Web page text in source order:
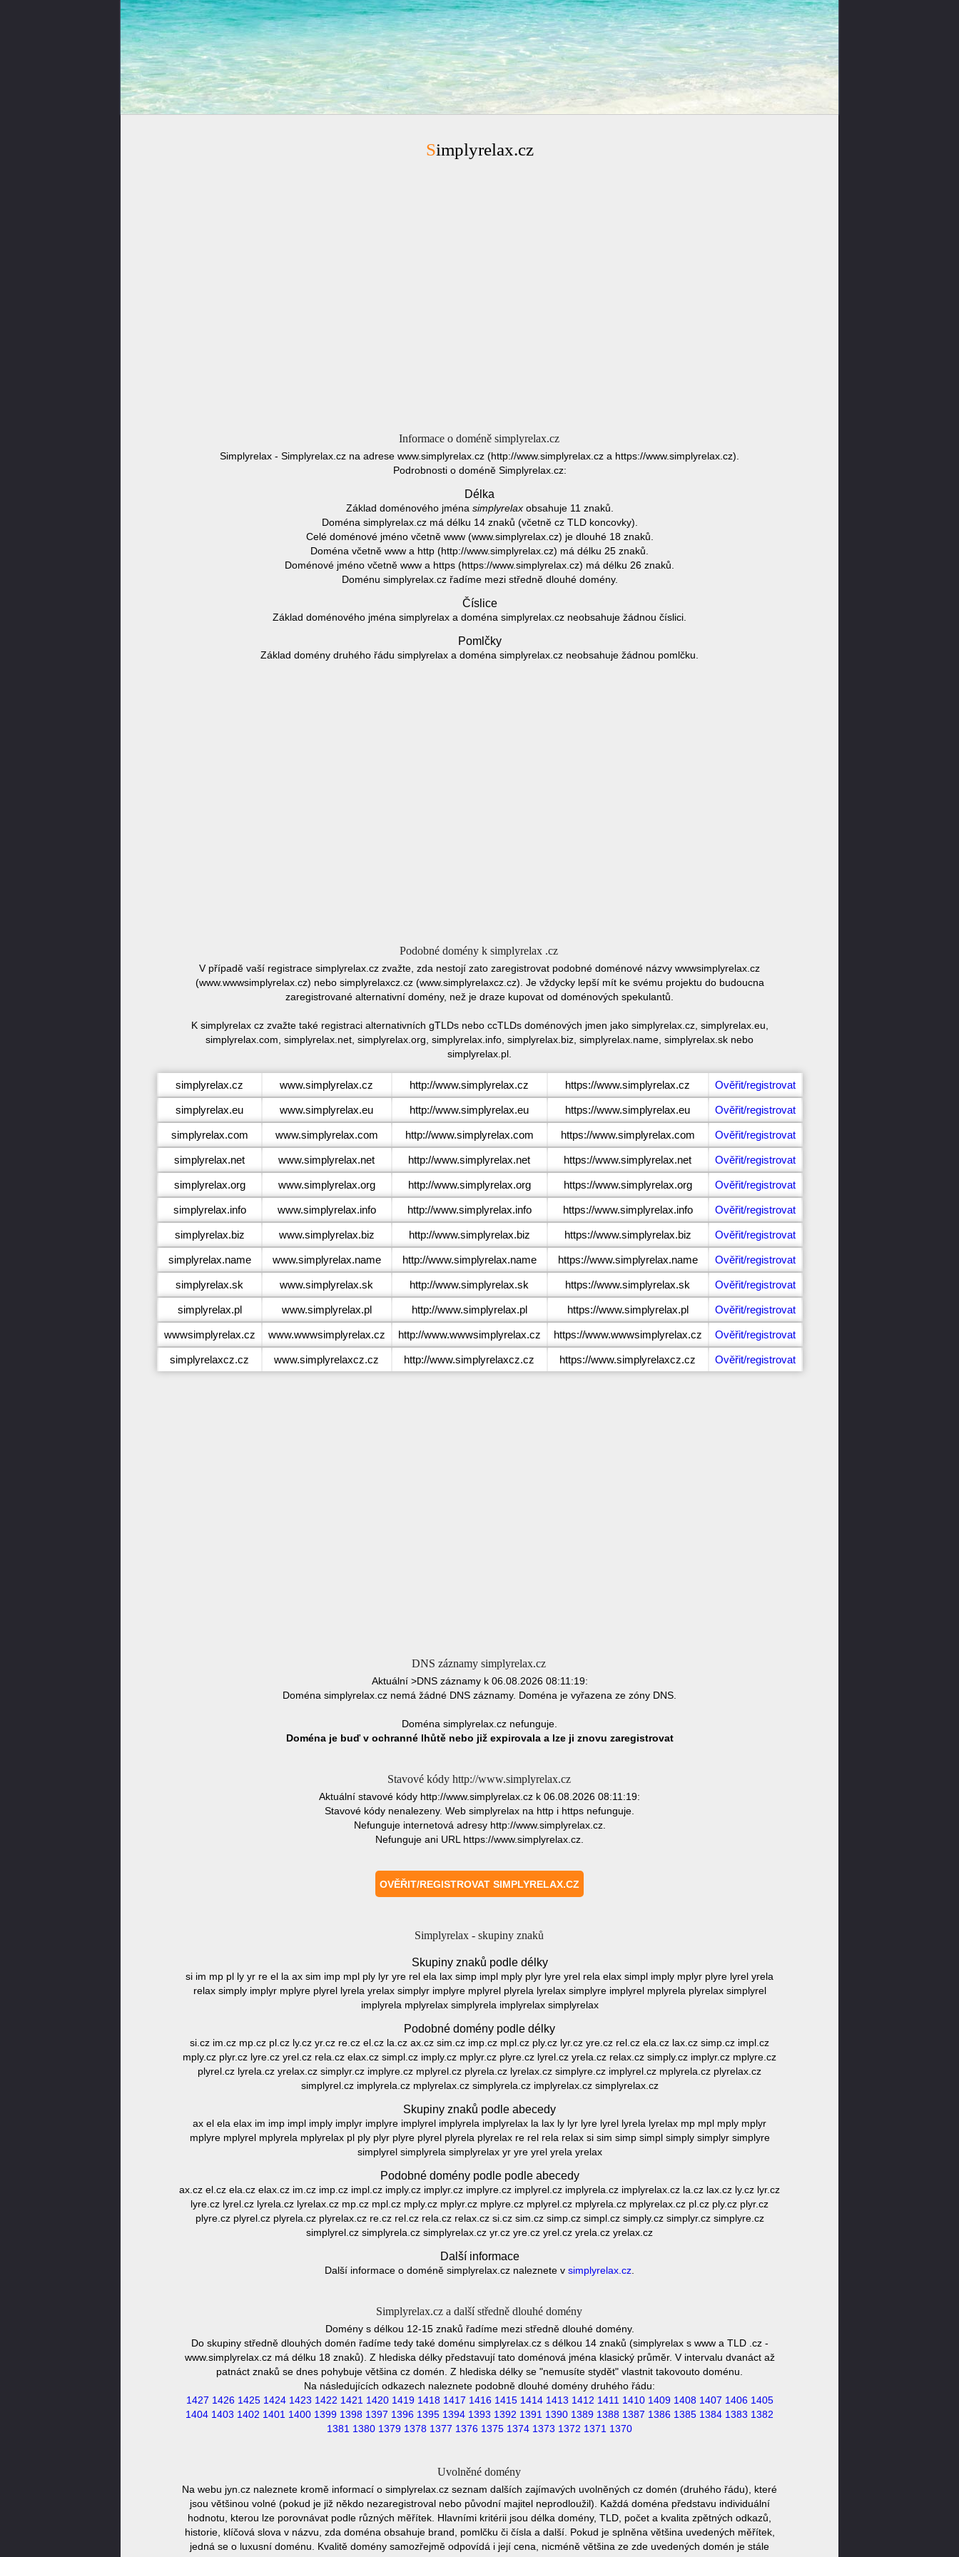
Simplyrelax.cz
Informace o doméně simplyrelax.cz
Simplyrelax - Simplyrelax.cz na adrese www.simplyrelax.cz (http://www.simplyrelax.cz a https://www.simplyrelax.cz).
Podrobnosti o doméně Simplyrelax.cz:
Délka
Základ doménového jména simplyrelaxobsahuje 11 znaků.
Doména simplyrelax.cz má délku 14 znaků (včetně cz TLD koncovky).
Celé doménové jméno včetně www (www.simplyrelax.cz) je dlouhé 18 znaků.
Doména včetně www a http (http://www.simplyrelax.cz) má délku 25 znaků.
Doménové jméno včetně www a https (https://www.simplyrelax.cz) má délku 26 znaků.
Doménu simplyrelax.cz řadíme mezi středně dlouhé domény.
Číslice
Základ doménového jména simplyrelax a doména simplyrelax.cz neobsahuje žádnou číslici.
Pomlčky
Základ domény druhého řádu simplyrelax a doména simplyrelax.cz neobsahuje žádnou pomlčku.
Podobné domény k simplyrelax .cz
V případě vaší registrace simplyrelax.cz zvažte, zda nestojí zato zaregistrovat podobné doménové názvy wwwsimplyrelax.cz
(www.wwwsimplyrelax.cz) nebo simplyrelaxcz.cz (www.simplyrelaxcz.cz). Je vždycky lepší mít ke svému projektu do budoucna
zaregistrované alternativní domény, než je draze kupovat od doménových spekulantů.
K simplyrelax cz zvažte také registraci alternativních gTLDs nebo ccTLDs doménových jmen jako simplyrelax.cz, simplyrelax.eu,
simplyrelax.com, simplyrelax.net, simplyrelax.org, simplyrelax.info, simplyrelax.biz, simplyrelax.name, simplyrelax.sk nebo
simplyrelax.pl.
simplyrelax.cz www.simplyrelax.cz http://www.simplyrelax.cz https://www.simplyrelax.cz Ověřit/registrovat
simplyrelax.eu www.simplyrelax.eu http://www.simplyrelax.eu https://www.simplyrelax.eu Ověřit/registrovat
simplyrelax.com www.simplyrelax.com http://www.simplyrelax.com https://www.simplyrelax.com Ověřit/registrovat
simplyrelax.net www.simplyrelax.net http://www.simplyrelax.net https://www.simplyrelax.net Ověřit/registrovat
simplyrelax.org www.simplyrelax.org http://www.simplyrelax.org https://www.simplyrelax.org Ověřit/registrovat
simplyrelax.info www.simplyrelax.info http://www.simplyrelax.info https://www.simplyrelax.info Ověřit/registrovat
simplyrelax.biz www.simplyrelax.biz http://www.simplyrelax.biz https://www.simplyrelax.biz Ověřit/registrovat
simplyrelax.name www.simplyrelax.name http://www.simplyrelax.name https://www.simplyrelax.name Ověřit/registrovat
simplyrelax.sk www.simplyrelax.sk http://www.simplyrelax.sk https://www.simplyrelax.sk Ověřit/registrovat
simplyrelax.pl www.simplyrelax.pl http://www.simplyrelax.pl https://www.simplyrelax.pl Ověřit/registrovat
wwwsimplyrelax.cz www.wwwsimplyrelax.cz http://www.wwwsimplyrelax.cz https://www.wwwsimplyrelax.cz Ověřit/registrovat
simplyrelaxcz.cz www.simplyrelaxcz.cz http://www.simplyrelaxcz.cz https://www.simplyrelaxcz.cz Ověřit/registrovat
DNS záznamy simplyrelax.cz
Aktuální >DNS záznamy k 06.08.2026 08:11:19:
Doména simplyrelax.cz nemá žádné DNS záznamy. Doména je vyřazena ze zóny DNS.
Doména simplyrelax.cz nefunguje.
Doména je buď v ochranné lhůtě nebo již expirovala a lze ji znovu zaregistrovat
Stavové kódy http://www.simplyrelax.cz
Aktuální stavové kódy http://www.simplyrelax.cz k 06.08.2026 08:11:19:
Stavové kódy nenalezeny. Web simplyrelax na http i https nefunguje.
Nefunguje internetová adresy http://www.simplyrelax.cz.
Nefunguje ani URL https://www.simplyrelax.cz.
Simplyrelax - skupiny znaků
Skupiny znaků podle délky
si im mp pl ly yr re el la ax sim imp mpl ply lyr yre rel ela lax simp impl mply plyr lyre yrel rela elax simpl imply mplyr plyre lyrel yrela
relax simply implyr mplyre plyrel lyrela yrelax simplyr implyre mplyrel plyrela lyrelax simplyre implyrel mplyrela plyrelax simplyrel
implyrela mplyrelax simplyrela implyrelax simplyrelax
Podobné domény podle délky
si.cz im.cz mp.cz pl.cz ly.cz yr.cz re.cz el.cz la.cz ax.cz sim.cz imp.cz mpl.cz ply.cz lyr.cz yre.cz rel.cz ela.cz lax.cz simp.cz impl.cz
mply.cz plyr.cz lyre.cz yrel.cz rela.cz elax.cz simpl.cz imply.cz mplyr.cz plyre.cz lyrel.cz yrela.cz relax.cz simply.cz implyr.cz mplyre.cz
plyrel.cz lyrela.cz yrelax.cz simplyr.cz implyre.cz mplyrel.cz plyrela.cz lyrelax.cz simplyre.cz implyrel.cz mplyrela.cz plyrelax.cz
simplyrel.cz implyrela.cz mplyrelax.cz simplyrela.cz implyrelax.cz simplyrelax.cz
Skupiny znaků podle abecedy
ax el ela elax im imp impl imply implyr implyre implyrel implyrela implyrelax la lax ly lyr lyre lyrel lyrela lyrelax mp mpl mply mplyr
mplyre mplyrel mplyrela mplyrelax pl ply plyr plyre plyrel plyrela plyrelax re rel rela relax si sim simp simpl simply simplyr simplyre
simplyrel simplyrela simplyrelax yr yre yrel yrela yrelax
Podobné domény podle podle abecedy
ax.cz el.cz ela.cz elax.cz im.cz imp.cz impl.cz imply.cz implyr.cz implyre.cz implyrel.cz implyrela.cz implyrelax.cz la.cz lax.cz ly.cz lyr.cz
lyre.cz lyrel.cz lyrela.cz lyrelax.cz mp.cz mpl.cz mply.cz mplyr.cz mplyre.cz mplyrel.cz mplyrela.cz mplyrelax.cz pl.cz ply.cz plyr.cz
plyre.cz plyrel.cz plyrela.cz plyrelax.cz re.cz rel.cz rela.cz relax.cz si.cz sim.cz simp.cz simpl.cz simply.cz simplyr.cz simplyre.cz
simplyrel.cz simplyrela.cz simplyrelax.cz yr.cz yre.cz yrel.cz yrela.cz yrelax.cz
Další informace
Další informace o doméně simplyrelax.cz naleznete v simplyrelax.cz
Simplyrelax.cz a další středně dlouhé domény
Domény s délkou 12-15 znaků řadíme mezi středně dlouhé domény.
Do skupiny středně dlouhých domén řadíme tedy také doménu simplyrelax.cz s délkou 14 znaků (simplyrelax s www a TLD .cz -
www.simplyrelax.cz má délku 18 znaků). Z hlediska délky představují tato doménová jména klasický průměr. V intervalu dvanáct až
patnáct znaků se dnes pohybuje většina cz domén. Z hlediska délky se "nemusíte stydět" vlastnit takovouto doménu.
Na následujících odkazech naleznete podobně dlouhé domény druhého řádu:
1427 1426 1425 1424 1423 1422 1421 1420 1419 1418 1417 1416 1415 1414 1413 1412 1411 1410 1409 1408 1407 1406 1405
1404 1403 1402 1401 1400 1399 1398 1397 1396 1395 1394 1393 1392 1391 1390 1389 1388 1387 1386 1385 1384 1383 1382
1381 1380 1379 1378 1377 1376 1375 1374 1373 1372 1371 1370
Uvolněné domény
Na webu jyn.cz naleznete kromě informací o simplyrelax.cz seznam dalších zajímavých uvolněných cz domén (druhého řádu), které
jsou většinou volné (pokud je již někdo nezaregistroval nebo původní majitel neprodloužil). Každá doména představu individuální
hodnotu, kterou lze porovnávat podle různých měřítek. Hlavními kritérii jsou délka domény, TLD, počet a kvalita zpětných odkazů,
historie, klíčová slova v názvu, zda doména obsahuje brand, pomlčku či čísla a další. Pokud je splněna většina uvedených měřítek,
jedná se o luxusní doménu. Kvalitě domény samozřejmě odpovídá i její cena, nicméně většina ze zde uvedených domén je stále